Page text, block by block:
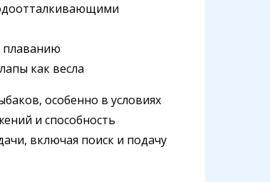
как весла
особенно в условиях
и способность
включая поиск и подачу